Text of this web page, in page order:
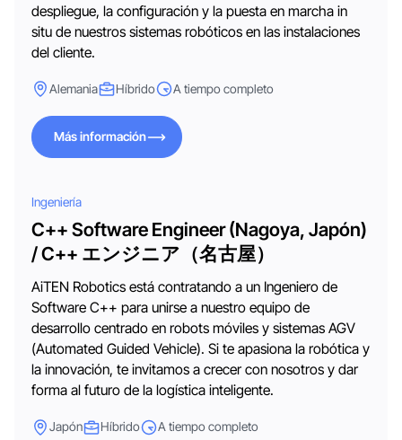
despliegue, la configuración y la puesta en marcha in
situ de nuestros sistemas robóticos en las instalaciones
del cliente.
Alemania Híbrido A tiempo completo
Más información
Ingeniería
C++ Software Engineer (Nagoya, Japón)
/ C++ エンジニア（名古屋）
AiTEN Robotics está contratando a un Ingeniero de
Software C++ para unirse a nuestro equipo de
desarrollo centrado en robots móviles y sistemas AGV
(Automated Guided Vehicle). Si te apasiona la robótica y
la innovación, te invitamos a crecer con nosotros y dar
forma al futuro de la logística inteligente.
Japón Híbrido A tiempo completo